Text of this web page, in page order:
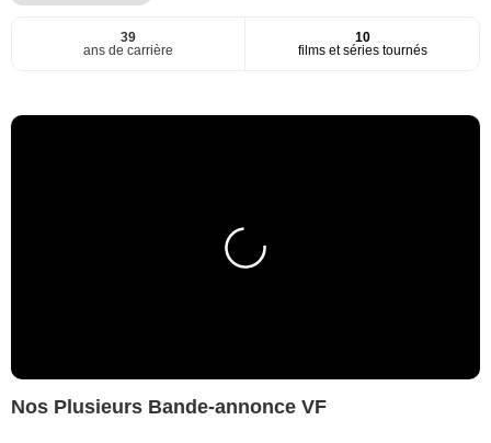
39
ans de carrière
10
films et séries tournés
Nos Plusieurs Bande-annonce VF